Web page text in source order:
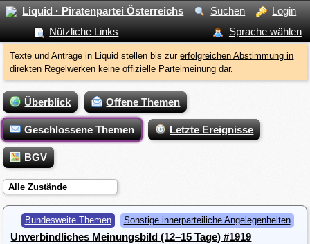
Liquid · Piratenpartei Österreichs Suchen
Login
Nützliche Links
Sprache wählen
Texte und Anträge in Liquid stellen bis zurerfolgreichen Abstimmung in
direkten Regelwerken keine offizielle Parteimeinung dar.
Überblick Offene Themen
Geschlossene Themen Letzte Ereignisse
BGV
Alle Zustände
Bundesweite Themen Sonstige innerparteiliche Angelegenheiten
Unverbindliches Meinungsbild (12–15 Tage) #1919